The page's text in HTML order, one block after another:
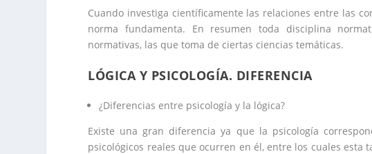
Cuando investiga científicamente las relaciones entre las
norma fundamenta. En resumen toda disciplina
normativas, las que toma de ciertas ciencias temáticas.
LÓGICA Y PSICOLOGÍA. DIFERENCIA
¿Diferencias entre psicología y la lógica?
Existe una gran diferencia ya que la psicología
psicológicos reales que ocurren en él, entre los cuales